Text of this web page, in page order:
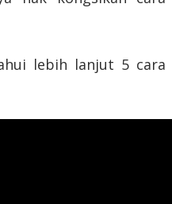
lebih lanjut 5